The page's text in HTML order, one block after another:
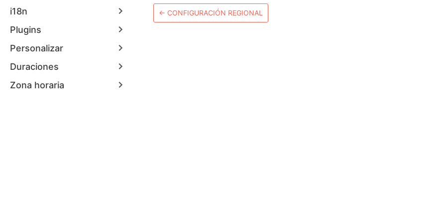
i18n
Plugins
Personalizar
Duraciones
Zona horaria
← CONFIGURACIÓN REGIONAL